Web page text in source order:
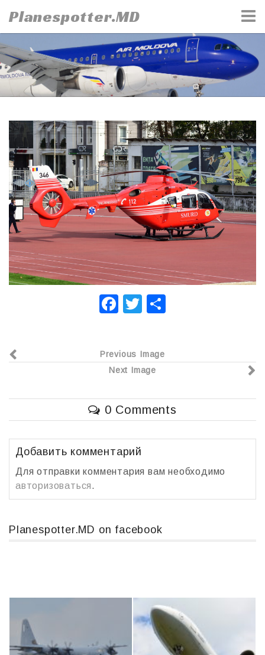
to
content
Planespotter.MD
F
e
b
o
o
k
T
er р
в
и
т
Previous Image
Next Image
0 Comments
Добавить комментарий
Для отправки комментария вам необходимо
авторизоваться.
Planespotter.MD on facebook